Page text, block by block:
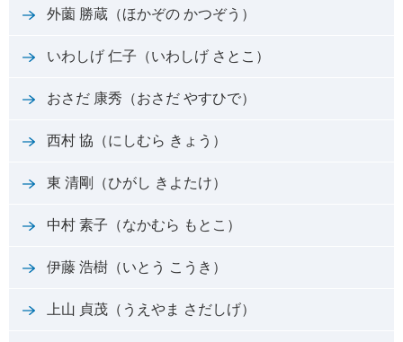
外薗 勝蔵（ほかぞの かつぞう）
いわしげ 仁子（いわしげ さとこ）
おさだ 康秀（おさだ やすひで）
西村 協（にしむら きょう）
東 清剛（ひがし きよたけ）
中村 素子（なかむら もとこ）
伊藤 浩樹（いとう こうき）
上山 貞茂（うえやま さだしげ）